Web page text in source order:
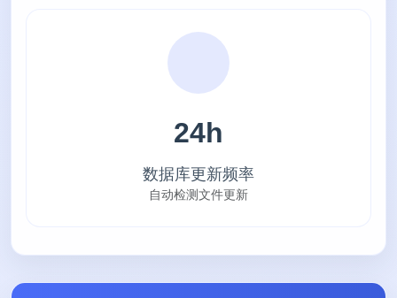
24h
数据库更新频率
自动检测文件更新